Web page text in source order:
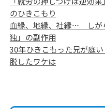
のひきこもり
血縁、地縁、社縁… しが
独」の副作用
30年ひきこもった兄が庭
脱したワケは